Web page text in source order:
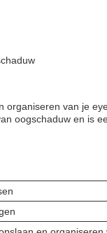
van je
oogschaduw en is